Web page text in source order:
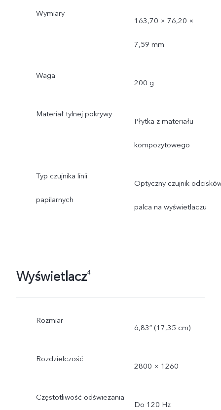
Wymiary
163,70 × 76,20 ×
7,59 mm
Waga
200 g
Materiał tylnej pokrywy
Płytka z materiału
kompozytowego
Typ czujnika linii
papilarnych
Optyczny czujnik
palca na wyświetlaczu
Wyświetlacz4
Rozmiar
6,83″ (17,35 cm)
Rozdzielczość
2800 × 1260
Częstotliwość odświeżania
Do 120 Hz